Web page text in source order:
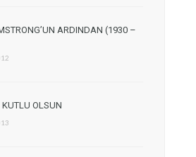
ARDINDAN (1930 –
OLSUN